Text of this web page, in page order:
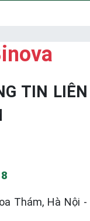
TIN
Thám, Hà Nội